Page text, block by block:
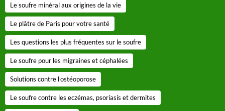
Le soufre minéral aux origines de la vie
Le plâtre de Paris pour votre santé
Les questions les plus fréquentes sur le soufre
Le soufre pour les migraines et céphalées
Solutions contre l’ostéoporose
Le soufre contre les eczémas, psoriasis et dermites